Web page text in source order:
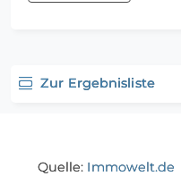
Zur Ergebnisliste
Quelle: Immowelt.de